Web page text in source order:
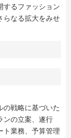
するファッション
らなる拡大をみせ
の戦略に基づいた
ンの立案、遂行
ト業務、予算管理